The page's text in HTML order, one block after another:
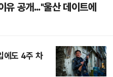
공개..."울산 데이트에
에도 4주 차